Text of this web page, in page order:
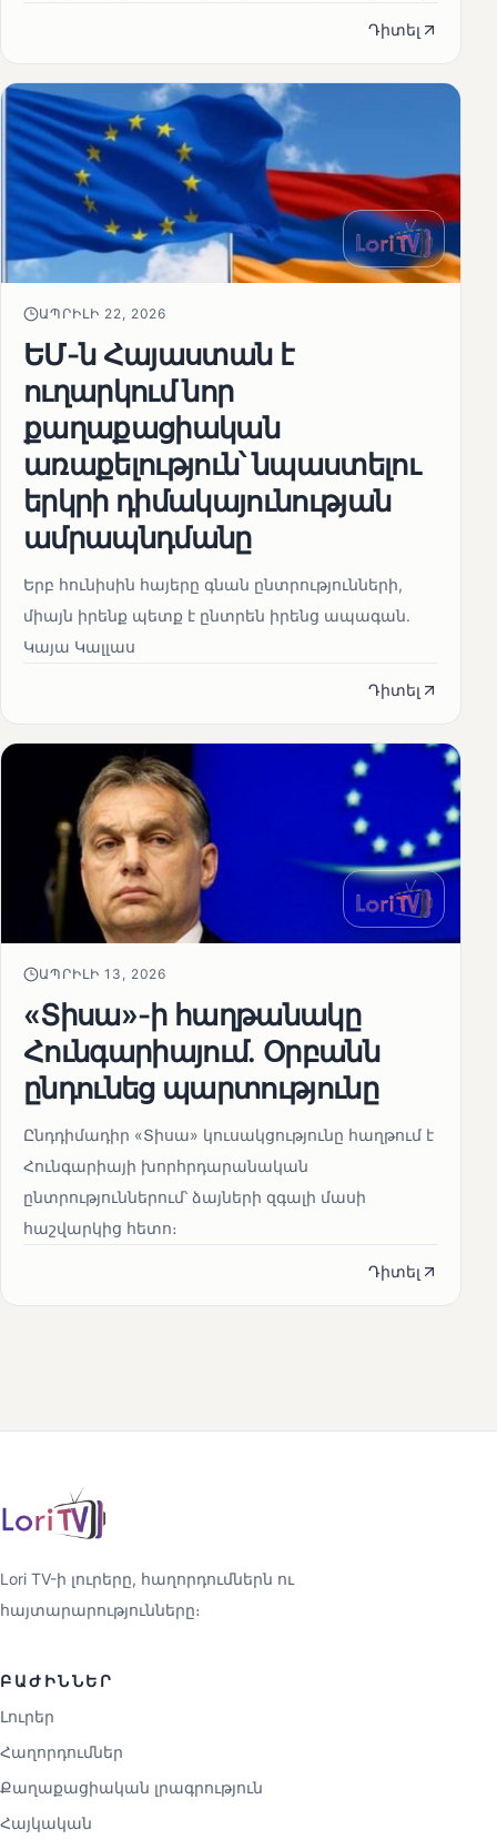
Դիտել
ԱՊՐԻԼԻ 22, 2026
ԵՄ-ն Հայաստան է
ուղարկում նոր
քաղաքացիական
առաքելություն՝ նպաստելու
երկրի դիմակայունության
ամրապնդմանը
Երբ հունիսին հայերը գնան ընտրությունների,
միայն իրենք պետք է ընտրեն իրենց ապագան.
Կայա Կալլաս
Դիտել
ԱՊՐԻԼԻ 13, 2026
«Տիսա»-ի հաղթանակը
Հունգարիայում․ Օրբանն
ընդունեց պարտությունը
Ընդդիմադիր «Տիսա» կուսակցությունը հաղթում է
Հունգարիայի խորհրդարանական
ընտրություններում՝ ձայների զգալի մասի
հաշվարկից հետո։
Դիտել
Lori TV-ի լուրերը, հաղորդումներն ու
հայտարարությունները։
ԲԱԺԻՆՆԵՐ
Լուրեր
Հաղորդումներ
Քաղաքացիական լրագրություն
Հայկական